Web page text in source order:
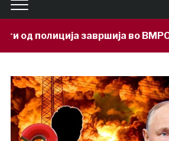
во ВМРО? 5 hours ago